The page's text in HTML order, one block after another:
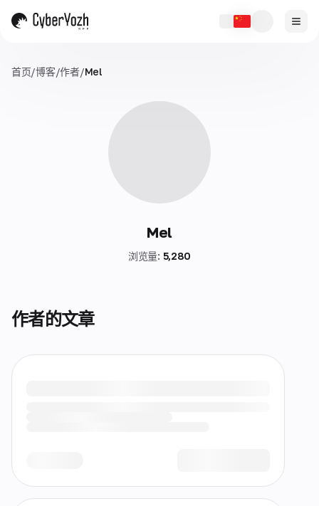
首页/博客/作者/Mel
Mel
浏览量: 5,280
作者的文章